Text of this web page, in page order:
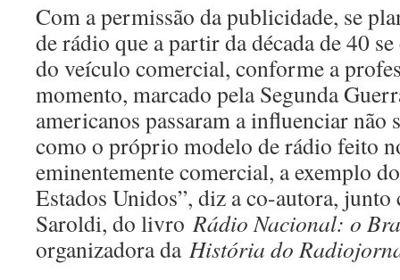
Com a permissão da publicidade, se
de rádio que a partir da década de 40
do veículo comercial, conforme a
momento, marcado pela Segunda
americanos passaram a influenciar não
como o próprio modelo de rádio feito
eminentemente comercial, a exemplo
Estados Unidos”, diz a co-autora,
Saroldi, do livroRádio Nacional: o
organizadora da História do